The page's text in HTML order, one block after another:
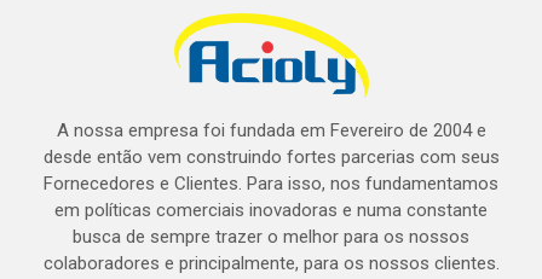
A nossa empresa foi fundada em Fevereiro de 2004 e
desde então vem construindo fortes parcerias com seus
Fornecedores e Clientes. Para isso, nos fundamentamos
em políticas comerciais inovadoras e numa constante
busca de sempre trazer o melhor para os nossos
colaboradores e principalmente, para os nossos clientes.